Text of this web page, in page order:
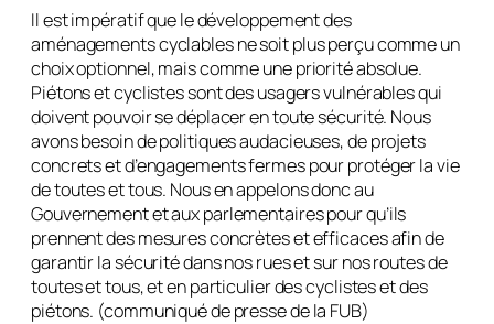
Il est impératif que le développement des
aménagements cyclables ne soit plus perçu comme un
choix optionnel, mais comme une priorité absolue.
Piétons et cyclistes sont des usagers vulnérables qui
doivent pouvoir se déplacer en toute sécurité. Nous
avons besoin de politiques audacieuses, de projets
concrets et d’engagements fermes pour protéger la vie
de toutes et tous. Nous en appelons donc au
Gouvernement et aux parlementaires pour qu’ils
prennent des mesures concrètes et efficaces afin de
garantir la sécurité dans nos rues et sur nos routes de
toutes et tous, et en particulier des cyclistes et des
piétons. (communiqué de presse de la FUB)